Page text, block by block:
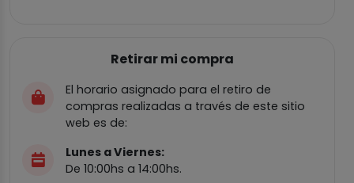
Retirar mi compra
El horario asignado para el retiro de
compras realizadas a través de este sitio
web es de:
Lunes a Viernes:
De 10:00hs a 14:00hs.